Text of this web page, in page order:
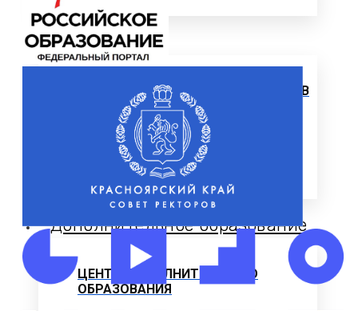
Выпускнику
ТРУДОУСТРОЙСТВО ВЫПУСКНИКОВ
Отзывы работодателей
Выпускники
Дополнительное образование
ЦЕНТР ДОПОЛНИТЕЛЬНОГО
ОБРАЗОВАНИЯ